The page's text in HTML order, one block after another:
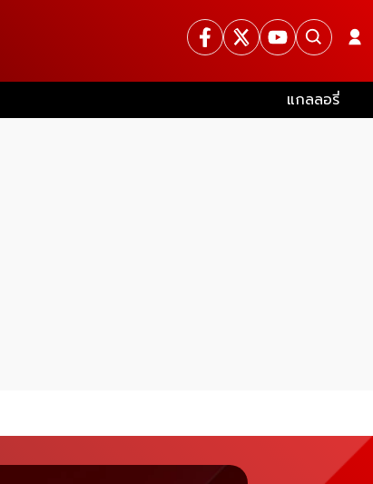
แกลลอรี่